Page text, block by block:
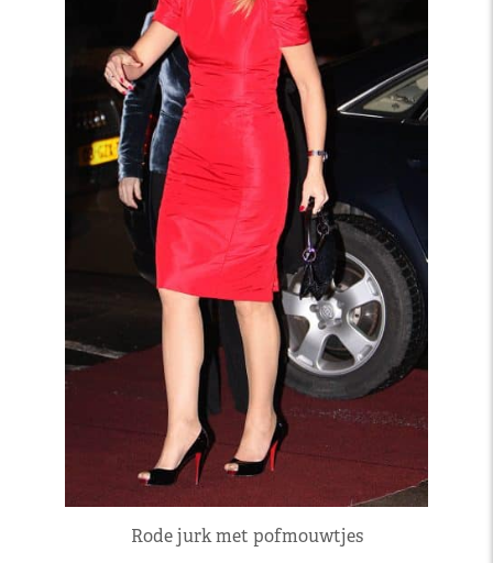
Rode jurk met pofmouwtjes